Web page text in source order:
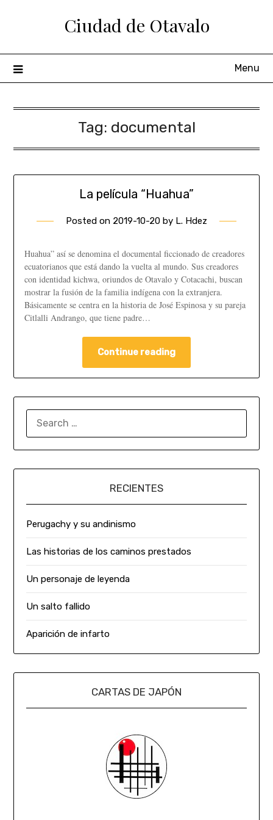
Ciudad de Otavalo
Menu
Tag: documental
La película “Huahua”
Posted on 2019-10-20 by L. Hdez
Huahua” así se denomina el documental ficcionado de creadores
ecuatorianos que está dando la vuelta al mundo. Sus creadores
con identidad kichwa, oriundos de Otavalo y Cotacachi, buscan
mostrar la fusión de la familia indígena con la extranjera.
Básicamente se centra en la historia de José Espinosa y su pareja
Citlalli Andrango, que tiene padre…
Continue reading
RECIENTES
Perugachy y su andinismo
Las historias de los caminos prestados
Un personaje de leyenda
Un salto fallido
Aparición de infarto
CARTAS DE JAPÓN